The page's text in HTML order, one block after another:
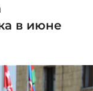
в июне